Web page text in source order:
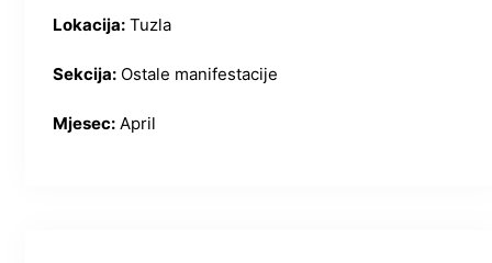
Lokacija: Tuzla
Sekcija: Ostale manifestacije
Mjesec: April